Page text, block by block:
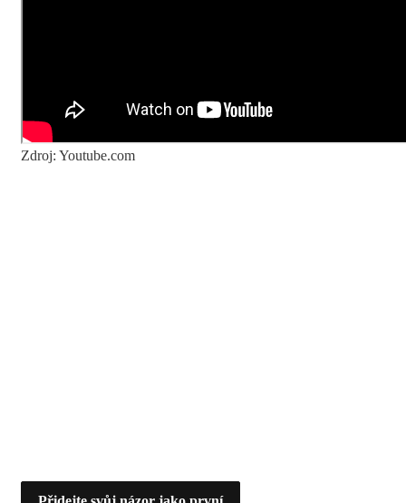
Zdroj: Youtube.com